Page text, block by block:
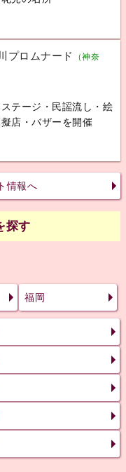
プロムナード
（神奈
テージ・民謡流し・絵
店・バザーを開催
情報へ
探す
福岡